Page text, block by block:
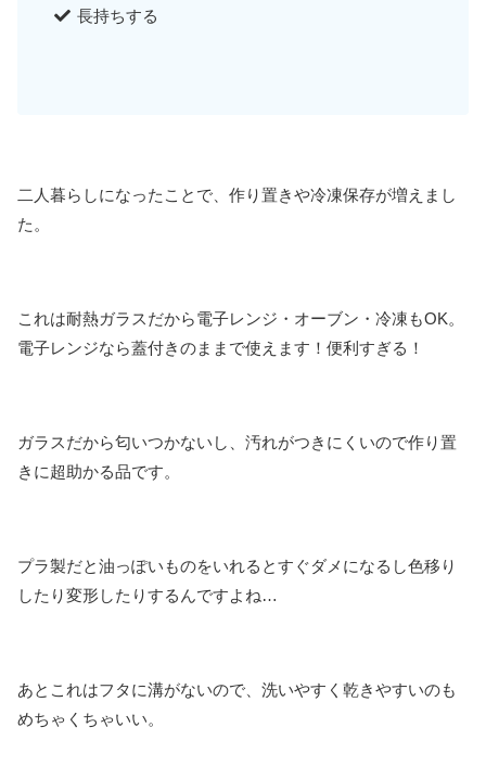
長持ちする
二人暮らしになったことで、作り置きや冷凍保存が増えまし
た。
これは耐熱ガラスだから電子レンジ・オーブン・冷凍もOK。
電子レンジなら蓋付きのままで使えます！便利すぎる！
ガラスだから匂いつかないし、汚れがつきにくいので作り置
きに超助かる品です。
プラ製だと油っぽいものをいれるとすぐダメになるし色移り
したり変形したりするんですよね…
あとこれはフタに溝がないので、洗いやすく乾きやすいのも
めちゃくちゃいい。